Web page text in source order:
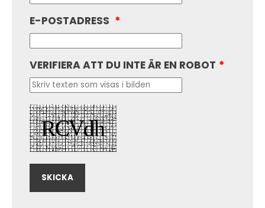
E-POSTADRESS *
VERIFIERA ATT DU INTE ÄR EN ROBOT *